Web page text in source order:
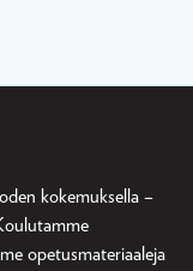
kokemuksella –
opetusmateriaaleja